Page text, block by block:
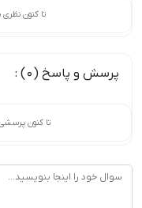
تا کنون
پرسش و پاسخ (0) :
تا کنون